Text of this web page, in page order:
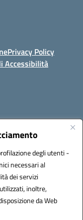
degli utenti -
necessari al
dei servizi
inoltre,
da Web
Privacy Policy
Accessibilità
(BA)